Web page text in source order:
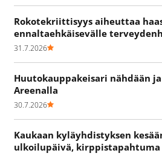
Rokotekriittisyys aiheuttaa
ennaltaehkäisevälle
31.7.2026
Huutokauppakeisari nähdään
Areenalla
30.7.2026
Kaukaan kyläyhdistyksen
ulkoilupäivä, kirppistapahtuma